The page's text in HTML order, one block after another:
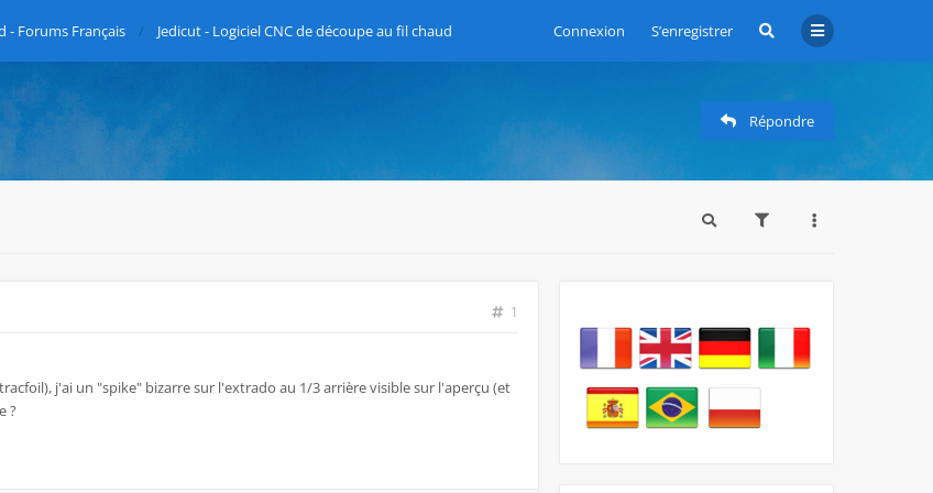
Connexion S’enregistrer
- Forums Français Jedicut - Logiciel CNC de découpe au fil chaud
Répondre
1
j'ai un "spike" bizarre sur l'extrado au 1/3 arrière visible sur l'aperçu (et
?